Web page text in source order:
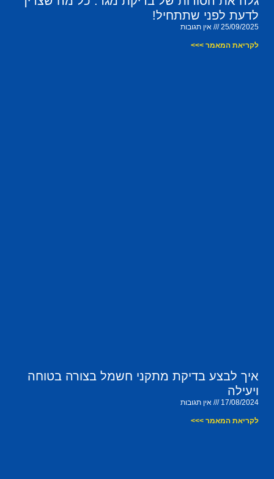
לדעת לפני שתתחיל!
25/09/2025 אין תגובות
לקריאת המאמר >>>
איך לבצע בדיקת מתקני חשמל בצורה בטוחה
ויעילה
17/08/2024 אין תגובות
לקריאת המאמר >>>